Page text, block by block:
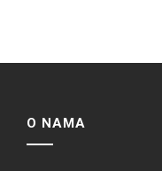
O NAMA